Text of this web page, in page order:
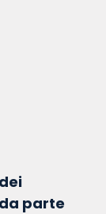
parte